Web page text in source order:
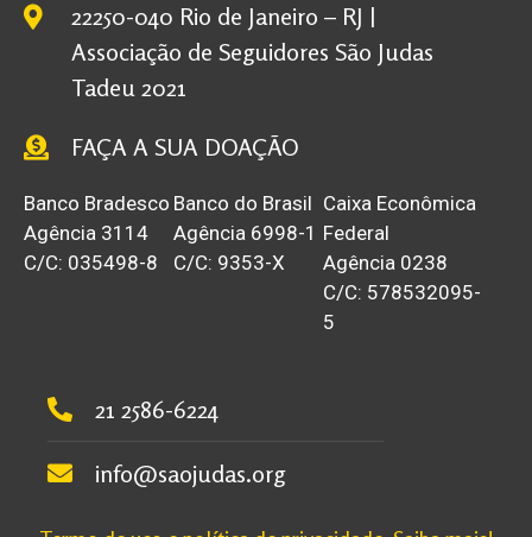
22250-040 Rio de Janeiro – RJ |
Associação de Seguidores São Judas
Tadeu 2021
FAÇA A SUA DOAÇÃO
Banco Bradesco
Agência 3114
C/C: 035498-8
Banco do Brasil
Agência 6998-1
C/C: 9353-X
Caixa Econômica
Federal
Agência 0238
C/C: 578532095-
5
21 2586-6224
info@saojudas.org